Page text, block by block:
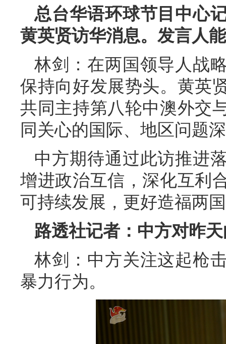
总台华语环球节目中心
黄英贤访华消息。发言人
林剑：在两国领导人战
保持向好发展势头。黄英
共同主持第八轮中澳外交
同关心的国际、地区问题
中方期待通过此访推进
增进政治互信，深化互利
可持续发展，更好造福两
路透社记者：中方对昨
林剑：中方关注这起枪
暴力行为。